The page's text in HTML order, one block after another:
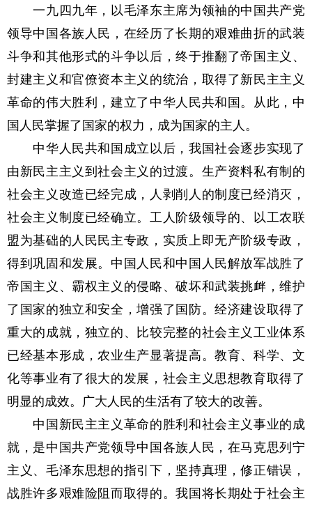
一九四九年，以毛泽东主席为领袖的中国共产党
领导中国各族人民，在经历了长期的艰难曲折的武装
斗争和其他形式的斗争以后，终于推翻了帝国主义、
封建主义和官僚资本主义的统治，取得了新民主主义
革命的伟大胜利，建立了中华人民共和国。从此，中
国人民掌握了国家的权力，成为国家的主人。
中华人民共和国成立以后，我国社会逐步实现了
由新民主主义到社会主义的过渡。生产资料私有制的
社会主义改造已经完成，人剥削人的制度已经消灭，
社会主义制度已经确立。工人阶级领导的、以工农联
盟为基础的人民民主专政，实质上即无产阶级专政，
得到巩固和发展。中国人民和中国人民解放军战胜了
帝国主义、霸权主义的侵略、破坏和武装挑衅，维护
了国家的独立和安全，增强了国防。经济建设取得了
重大的成就，独立的、比较完整的社会主义工业体系
已经基本形成，农业生产显著提高。教育、科学、文
化等事业有了很大的发展，社会主义思想教育取得了
明显的成效。广大人民的生活有了较大的改善。
中国新民主主义革命的胜利和社会主义事业的成
就，是中国共产党领导中国各族人民，在马克思列宁
主义、毛泽东思想的指引下，坚持真理，修正错误，
战胜许多艰难险阻而取得的。我国将长期处于社会主